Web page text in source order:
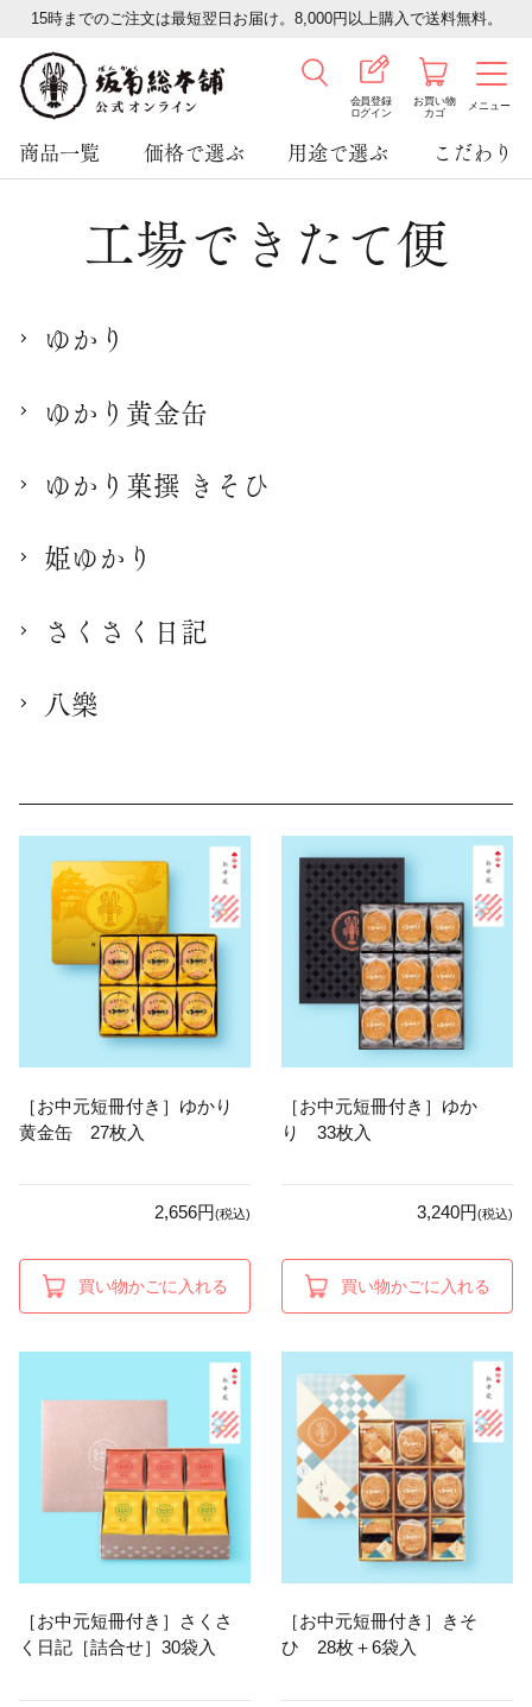
15時までのご注文は最短翌日お届け。8,000円以上購入で送料無料。
会員登録
ログイン
お買い物
カゴ
メニュー
商品一覧 価格で選ぶ 用途で選ぶ こだわり
工場できたて便
ゆかり
ゆかり黄金缶
ゆかり菓撰 きそひ
姫ゆかり
さくさく日記
八樂
［お中元短冊付き］ゆかり
黄金缶 27枚入
2,656円(税込)
買い物かごに入れる
［お中元短冊付き］ゆか
り 33枚入
3,240円(税込)
買い物かごに入れる
［お中元短冊付き］さくさ
く日記［詰合せ］30袋入
［お中元短冊付き］きそ
ひ 28枚＋6袋入